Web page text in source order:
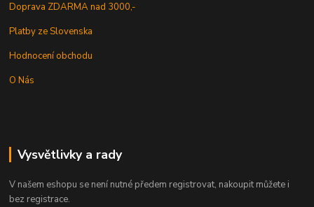
Doprava ZDARMA nad 3000,-
Platby ze Slovenska
Hodnocení obchodu
O Nás
Vysvětlivky a rady
V našem eshopu se není nutné předem registrovat, nakoupit můžete i
bez registrace.